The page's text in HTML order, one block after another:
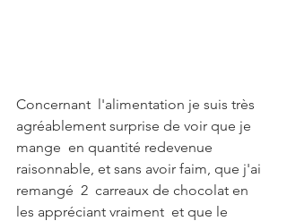
Concernant  l'alimentation je suis très
agréablement surprise de voir que je
mange  en quantité redevenue
raisonnable, et sans avoir faim, que j'ai
remangé  2  carreaux de chocolat en
les appréciant vraiment  et que le